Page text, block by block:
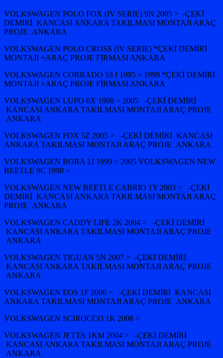
VOLKSWAGEN POLO FOX (IV SERIE) 9N 2005 > -ÇEKİ
DEMİRİ KANCASI ANKARA TAKILMASI MONTAJI ARAÇ
PROJE ANKARA
VOLKSWAGEN POLO CROSS (IV SERIE) *ÇEKİ DEMİRİ
MONTAJI +ARAÇ PROJE FİRMASI ANKARA
VOLKSWAGEN CORRADO 53 I 1995 > 1999 *ÇEKİ DEMİRİ
MONTAJI +ARAÇ PROJE FİRMASI ANKARA
VOLKSWAGEN LUPO 6X 1998 > 2005 -ÇEKİ DEMİRİ
KANCASI ANKARA TAKILMASI MONTAJI ARAÇ PROJE
ANKARA
VOLKSWAGEN FOX 5Z 2005 > -ÇEKİ DEMİRİ KANCASI
ANKARA TAKILMASI MONTAJI ARAÇ PROJE ANKARA
VOLKSWAGEN BORA 1J 1999 > 2005 VOLKSWAGEN NEW
BEETLE 9C 1998 >
VOLKSWAGEN NEW BEETLE CABRIO 1Y 2003 > -ÇEKİ
DEMİRİ KANCASI ANKARA TAKILMASI MONTAJI ARAÇ
PROJE ANKARA
VOLKSWAGEN CADDY LIFE 2K 2004 > -ÇEKİ DEMİRİ
KANCASI ANKARA TAKILMASI MONTAJI ARAÇ PROJE
ANKARA
VOLKSWAGEN TIGUAN 5N 2007 > -ÇEKİ DEMİRİ
KANCASI ANKARA TAKILMASI MONTAJI ARAÇ PROJE
ANKARA
VOLKSWAGEN EOS 1F 2006 > -ÇEKİ DEMİRİ KANCASI
ANKARA TAKILMASI MONTAJI ARAÇ PROJE ANKARA
VOLKSWAGEN SCIROCCO 1K 2008 >
VOLKSWAGEN JETTA 1KM 2004 > -ÇEKİ DEMİRİ
KANCASI ANKARA TAKILMASI MONTAJI ARAÇ PROJE
ANKARA